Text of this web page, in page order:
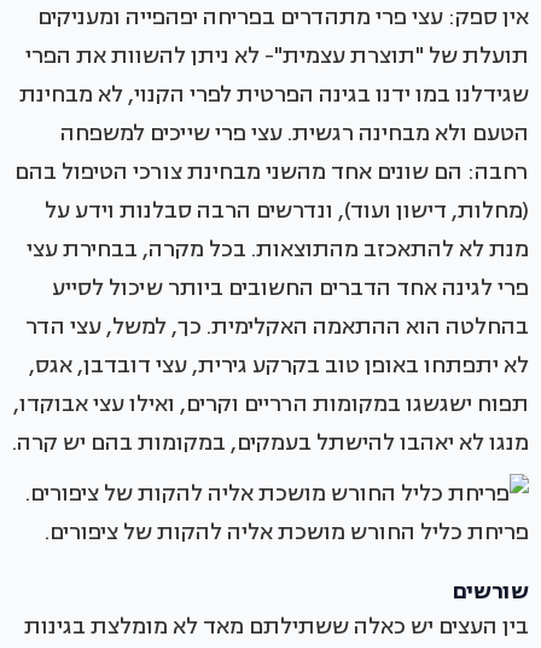
אין ספק: עצי פרי מתהדרים בפריחה יפהפייה ומעניקים
תועלת של "תוצרת עצמית"- לא ניתן להשוות את הפרי
שגידלנו במו ידנו בגינה הפרטית לפרי הקנוי, לא מבחינת
הטעם ולא מבחינה רגשית. עצי פרי שייכים למשפחה
רחבה: הם שונים אחד מהשני מבחינת צורכי הטיפול בהם
(מחלות, דישון ועוד), ונדרשים הרבה סבלנות וידע על
מנת לא להתאכזב מהתוצאות. בכל מקרה, בבחירת עצי
פרי לגינה אחד הדברים החשובים ביותר שיכול לסייע
בהחלטה הוא ההתאמה האקלימית. כך, למשל, עצי הדר
לא יתפתחו באופן טוב בקרקע גירית, עצי דובדבן, אגס,
תפוח ישגשגו במקומות הרריים וקרים, ואילו עצי אבוקדו,
מנגו לא יאהבו להישתל בעמקים, במקומות בהם יש קרה.
פריחת כליל החורש מושכת אליה להקות של ציפורים.
שורשים
בין העצים יש כאלה ששתילתם מאד לא מומלצת בגינות